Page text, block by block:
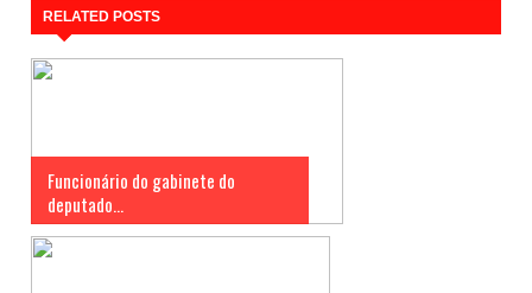
RELATED POSTS
Funcionário do gabinete do
deputado...